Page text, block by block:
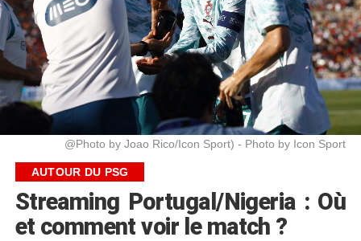
@Photo by Joao Rico/Icon Sport) - Photo by Icon Sport
AUTOUR DU PSG
Streaming Portugal/Nigeria : Où
et comment voir le match ?